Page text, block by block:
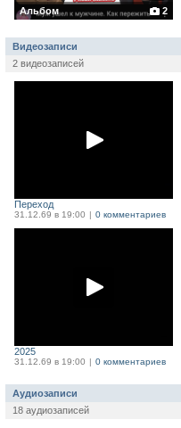
Альбом 2
Видеозаписи
2 видеозаписей
Переход
31.12.69 в 19:00 | 0 комментариев
2025
31.12.69 в 19:00 | 0 комментариев
Аудиозаписи
18 аудиозаписей